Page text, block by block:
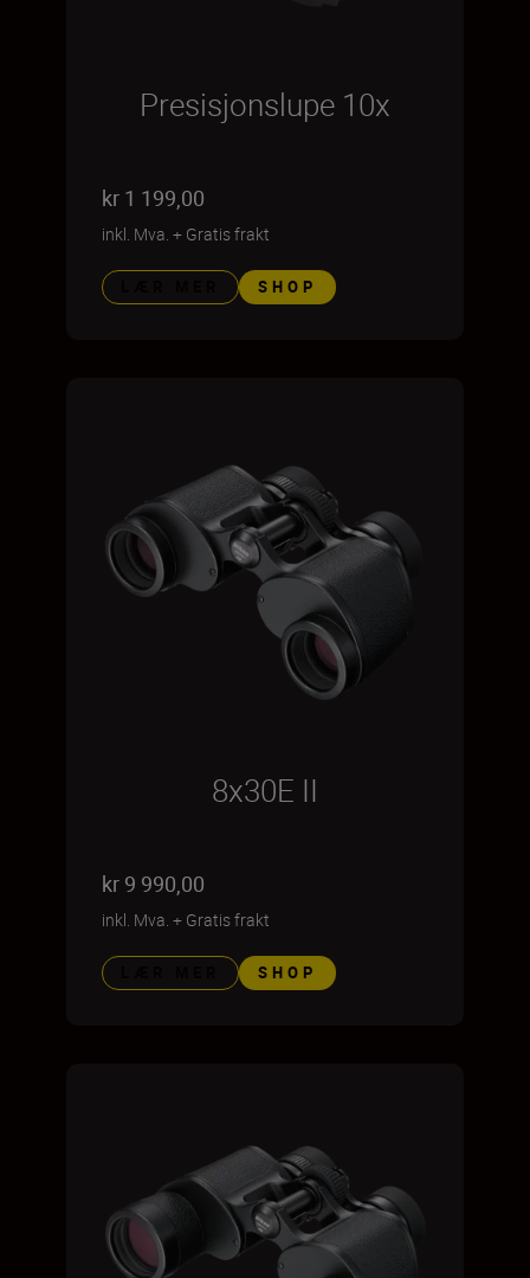
Presisjonslupe 10x
kr 1 199,00
inkl. Mva. + Gratis frakt
SHOP
8x30E II
kr 9 990,00
inkl. Mva. + Gratis frakt
SHOP